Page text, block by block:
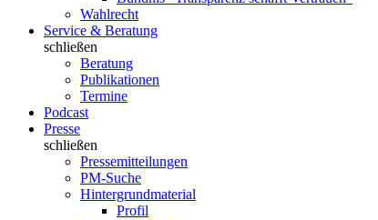
Wahlrecht
Service & Beratung
schließen
Beratung
Publikationen
Termine
Podcast
Presse
schließen
Pressemitteilungen
PM-Suche
Hintergrundmaterial
Profil